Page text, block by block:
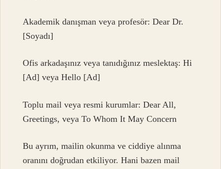
Akademik danışman veya profesör: Dear Dr.
[Soyadı]
Ofis arkadaşınız veya tanıdığınız meslektaş: Hi
[Ad] veya Hello [Ad]
Toplu mail veya resmi kurumlar: Dear All,
Greetings, veya To Whom It May Concern
Bu ayrım, mailin okunma ve ciddiye alınma
oranını doğrudan etkiliyor. Hani bazen mail